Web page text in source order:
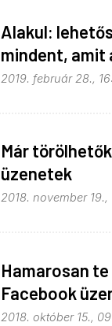
Alakul:
mindent, amit
tud rólunk
2019. február 28.,
Már
üzenetek
2018. november 19.,
Hamarosan
Facebook
2018. október 15.,